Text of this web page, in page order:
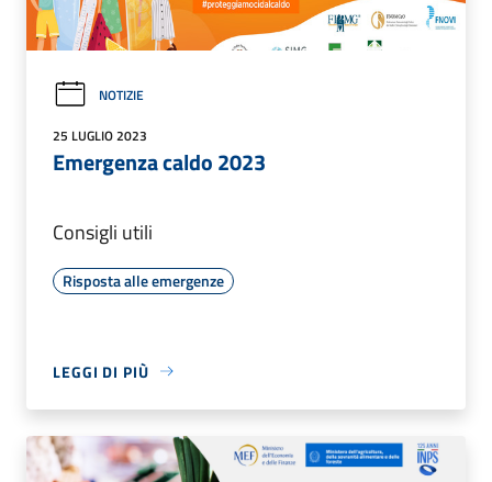
NOTIZIE
25 LUGLIO 2023
Emergenza caldo 2023
Consigli utili
Risposta alle emergenze
LEGGI DI PIÙ